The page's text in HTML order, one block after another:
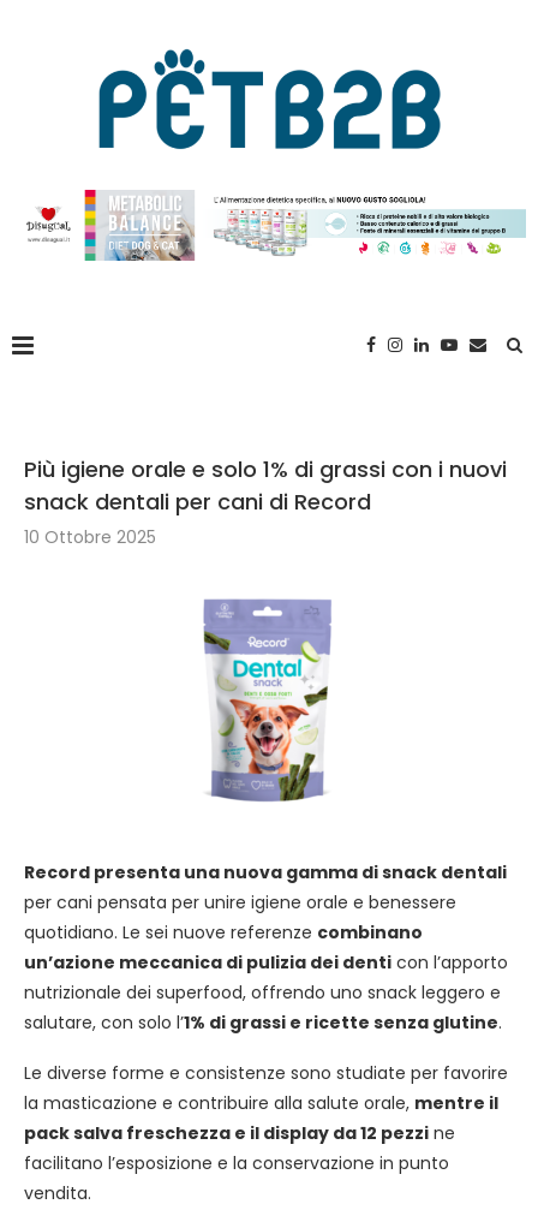
Più igiene orale e solo 1% di grassi con i nuovi
snack dentali per cani di Record
10 Ottobre 2025
Record presenta una nuova gamma di snack dentali
per cani pensata per unire igiene orale e benessere
quotidiano. Le sei nuove referenze combinano
un’azione meccanica di pulizia dei denti con l’apporto
nutrizionale dei superfood, offrendo uno snack leggero e
salutare, con solo l’1% di grassi e ricette senza glutine.
Le diverse forme e consistenze sono studiate per favorire
la masticazione e contribuire alla salute orale, mentre il
pack salva freschezza e il display da 12 pezzi ne
facilitano l’esposizione e la conservazione in punto
vendita.